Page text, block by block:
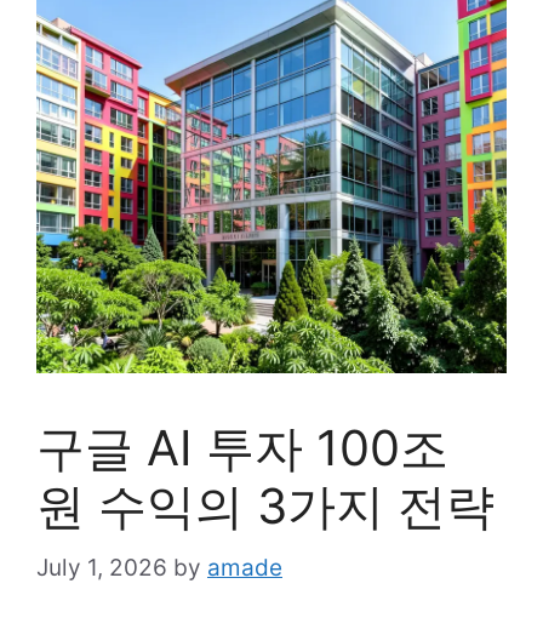
구글 AI 투자 100조
원 수익의 3가지 전략
July 1, 2026 by amade